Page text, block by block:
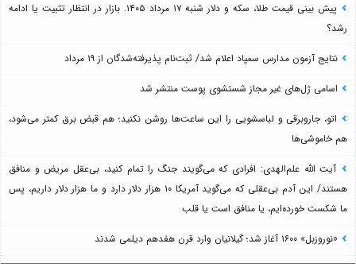
پیش بینی قیمت طلا، سکه و دلار شنبه ۱۷ مرداد ۱۴۰۵. بازار در انتظار تثبیت یا ادامه
رشد؟
نتایج آزمون مدارس سمپاد اعلام شد/ ثبت‌نام پذیرفته‌شدگان از ۱۹ مرداد
اسامی ژل‌های غیر مجاز شستشوی پوست منتشر شد
اتو، جاروبرقی و لباسشویی را این ساعت‌ها روشن نکنید؛ هم قبض برق کمتر می‌شود،
هم خاموشی‌ها
آیت الله علم‌الهدی: افرادی که می‌گویند جنگ را تمام کنید، بی‌عقل مریض و منافق
هستند/ این آدم بی‌عقلی که می‌گوید آمریکا ۱۰ هزار دلار دارد و ما هزار دلار داریم، پس
ما شکست خورده‌ایم، یا منافق است یا قلب
«نوروزبل» ۱۶۰۰ آغاز شد؛ گیلانیان وارد قرن هفدهم دیلمی شدند